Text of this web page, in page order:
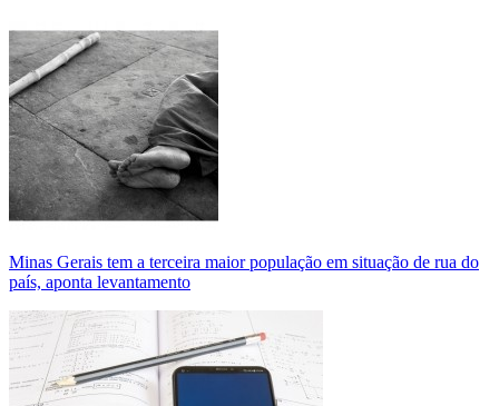
Minas Gerais tem a terceira maior população em situação de rua do
país, aponta levantamento